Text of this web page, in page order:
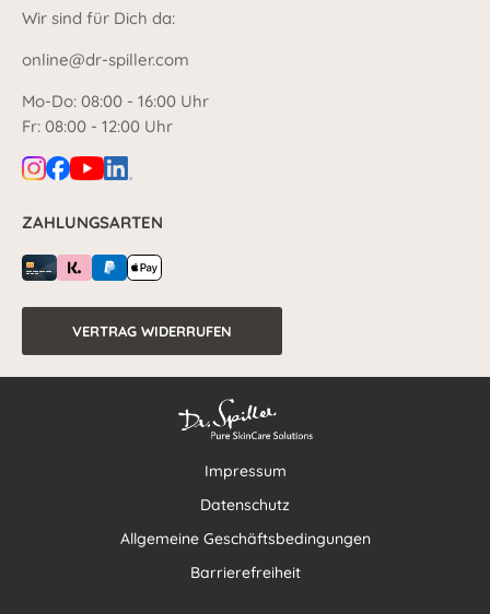
Wir sind für Dich da:
online@dr-spiller.com
Mo-Do: 08:00 - 16:00 Uhr
Fr: 08:00 - 12:00 Uhr
ZAHLUNGSARTEN
VERTRAG WIDERRUFEN
Impressum
Datenschutz
Allgemeine Geschäftsbedingungen
Barrierefreiheit